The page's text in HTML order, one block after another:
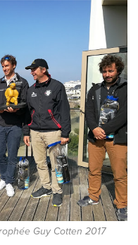
Guy Cotten 2017